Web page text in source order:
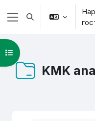
Перейти до головного
Бокова панель
Переключити
KMK
Відкритий покажчик курсу